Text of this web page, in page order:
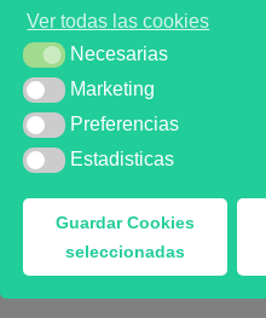
Ver todas las cookies
NecesariasNecesarias
MarketingMarketing
Preferencias
Preferencias
Estadisticas
Estadisticas
Guardar Cookies
seleccionadas